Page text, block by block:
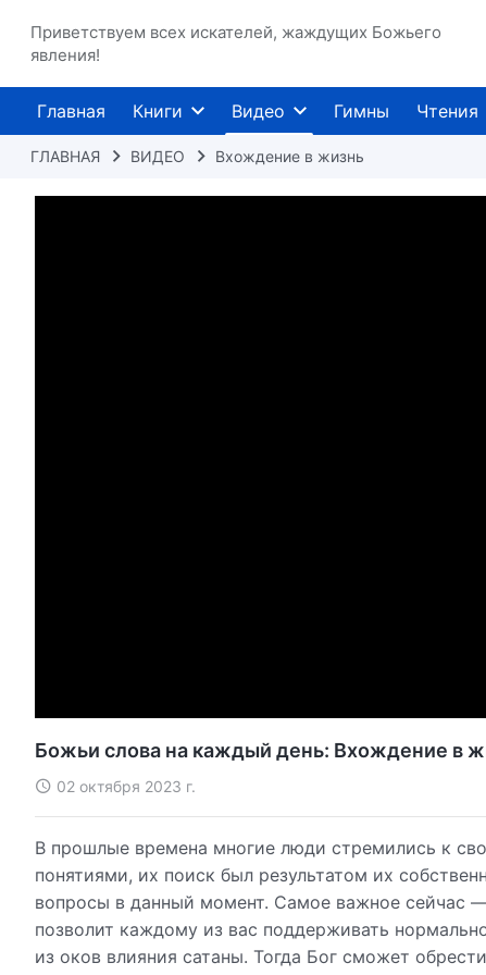
Приветствуем всех искателей, жаждущих Божьего
явления!
Главная Книги Видео Гимны Чтения
ГЛАВНАЯ ВИДЕО Вхождение в жизнь
Божьи слова на каждый день: Вхождение в
02 октября 2023 г.
В прошлые времена многие люди стремились к
понятиями, их поиск был результатом их
вопросы в данный момент. Самое важное сейчас
позволит каждому из вас поддерживать
из оков влияния сатаны. Тогда Бог сможет